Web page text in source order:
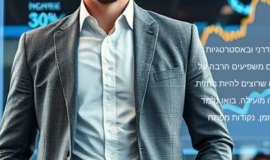
ובאסטרטגיות
משפיעים הרבה על
להיות בחזית.
מועילה. בואו נלמד
נקודות מפתח